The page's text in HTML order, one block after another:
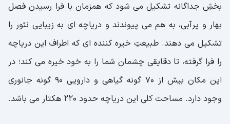
بخشِ جداگانه تشکیل می شود که همزمان با فرا رسیدن فصل
بهار و پرآبی، به هم می پیوندند و دریاچه ای به زیبایی نئور را
تشکیل می دهند. طبیعتِ خیره کننده ای که اطراف این دریاچه
را فرا گرفته، تا دقایقی چشمان شما را به خود خیره می کند؛ در
این مکان بیش از 70 گونه گیاهی و دارویی 90 گونه جانوری
وجود دارد. مساحت کلی این دریاچه حدود 220 هکتار می باشد.